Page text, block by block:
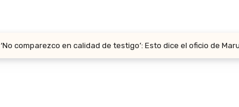
‘No comparezco en calidad de testigo’: Esto dice el oficio de